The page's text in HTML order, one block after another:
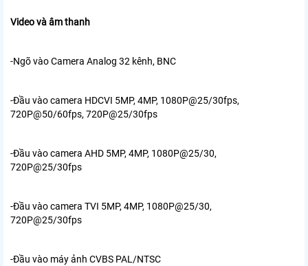
Video và âm thanh
-Ngõ vào Camera Analog 32 kênh, BNC
-Đầu vào camera HDCVI 5MP, 4MP, 1080P@25/30fps,
720P@50/60fps,720P@25/30fps
-Đầu vào camera AHD 5MP, 4MP, 1080P@25/30,
720P@25/30fps
-Đầu vào camera TVI 5MP, 4MP, 1080P@25/30,
720P@25/30fps
-Đầu vào máy ảnh CVBS PAL/NTSC